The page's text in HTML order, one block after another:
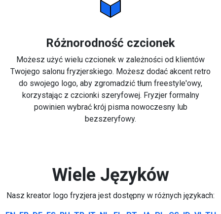
Różnorodność czcionek
Możesz użyć wielu czcionek w zależności od klientów
Twojego salonu fryzjerskiego. Możesz dodać akcent retro
do swojego logo, aby zgromadzić tłum freestyle'owy,
korzystając z czcionki szeryfowej. Fryzjer formalny
powinien wybrać krój pisma nowoczesny lub
bezszeryfowy.
Wiele Języków
Nasz kreator logo fryzjera jest dostępny w różnych językach: